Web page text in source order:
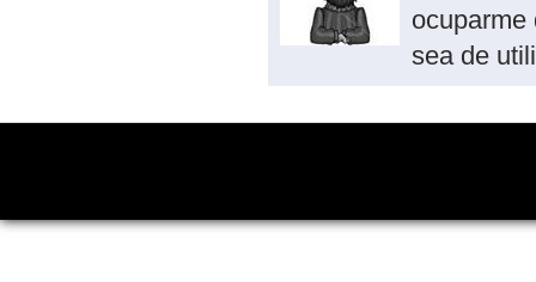
ocuparme
sea de